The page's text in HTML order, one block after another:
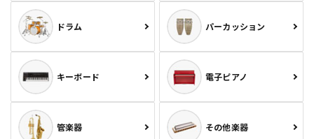
ドラム パーカッション
キーボード 電子ピアノ
管楽器 その他楽器